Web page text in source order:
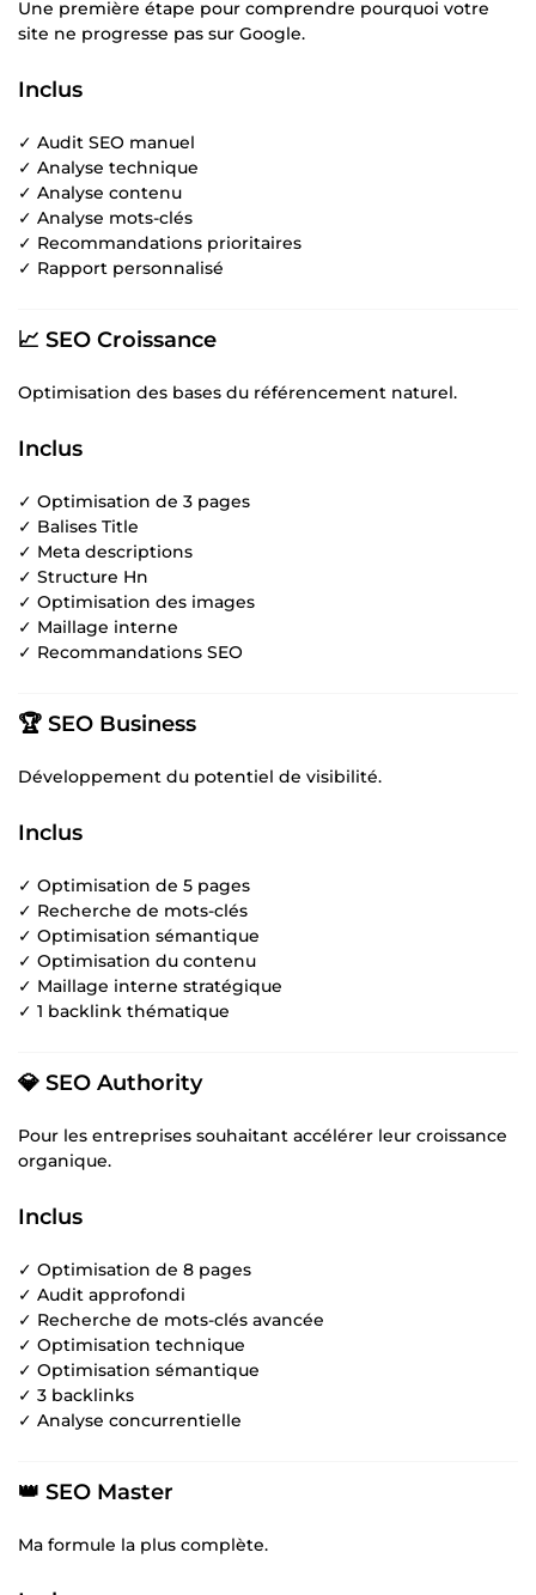
Une première étape pour comprendre pourquoi votre
site ne progresse pas sur Google.
Inclus
✓ Audit SEO manuel
✓ Analyse technique
✓ Analyse contenu
✓ Analyse mots-clés
✓ Recommandations prioritaires
✓ Rapport personnalisé
📈 SEO Croissance
Optimisation des bases du référencement naturel.
Inclus
✓ Optimisation de 3 pages
✓ Balises Title
✓ Meta descriptions
✓ Structure Hn
✓ Optimisation des images
✓ Maillage interne
✓ Recommandations SEO
🏆 SEO Business
Développement du potentiel de visibilité.
Inclus
✓ Optimisation de 5 pages
✓ Recherche de mots-clés
✓ Optimisation sémantique
✓ Optimisation du contenu
✓ Maillage interne stratégique
✓ 1 backlink thématique
💎 SEO Authority
Pour les entreprises souhaitant accélérer leur croissance
organique.
Inclus
✓ Optimisation de 8 pages
✓ Audit approfondi
✓ Recherche de mots-clés avancée
✓ Optimisation technique
✓ Optimisation sémantique
✓ 3 backlinks
✓ Analyse concurrentielle
👑 SEO Master
Ma formule la plus complète.